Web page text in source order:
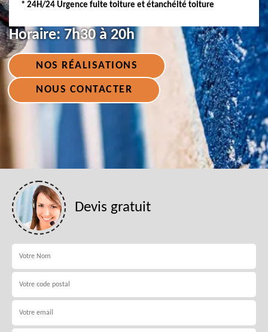
* 24H/24 Urgence fuite toiture et étanchéité toiture
Horaire: 7h30 à 20h
NOS RÉALISATIONS
NOUS CONTACTER
Devis gratuit